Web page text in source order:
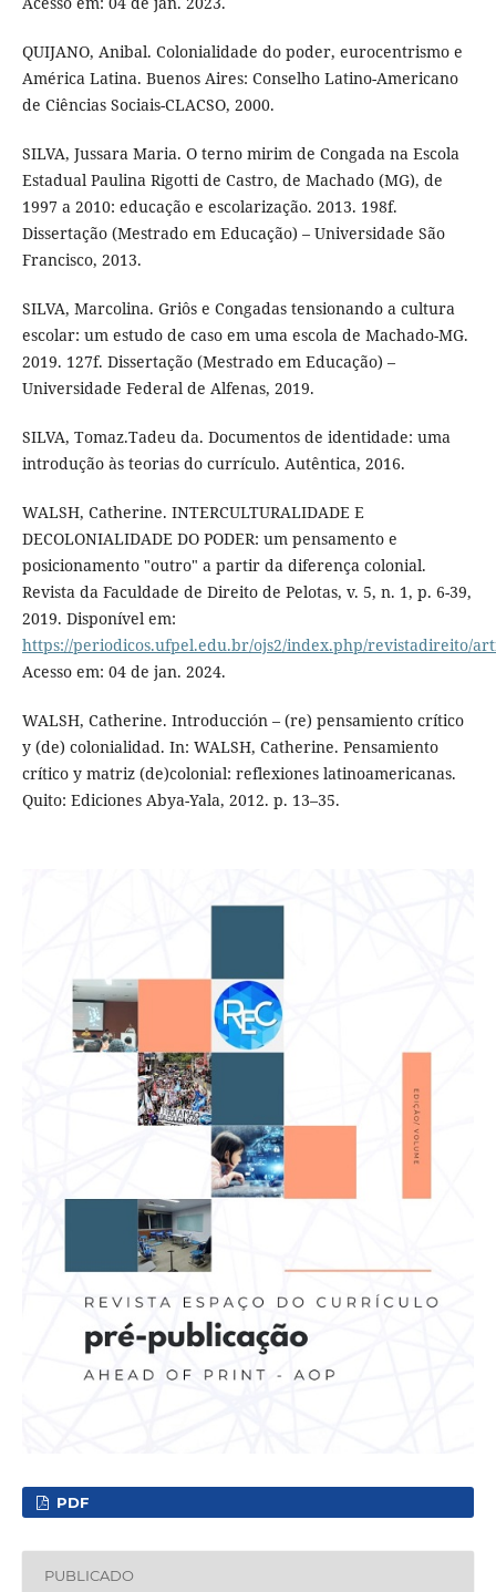
QUIJANO, Anibal. Colonialidade do poder, eurocentrismo e
América Latina. Buenos Aires: Conselho Latino-Americano
de Ciências Sociais-CLACSO, 2000.
SILVA, Jussara Maria. O terno mirim de Congada na Escola
Estadual Paulina Rigotti de Castro, de Machado (MG), de
1997 a 2010: educação e escolarização. 2013. 198f.
Dissertação (Mestrado em Educação) – Universidade São
Francisco, 2013.
SILVA, Marcolina. Griôs e Congadas tensionando a cultura
escolar: um estudo de caso em uma escola de Machado-MG.
2019. 127f. Dissertação (Mestrado em Educação) –
Universidade Federal de Alfenas, 2019.
SILVA, Tomaz.Tadeu da. Documentos de identidade: uma
introdução às teorias do currículo. Autêntica, 2016.
WALSH, Catherine. INTERCULTURALIDADE E
DECOLONIALIDADE DO PODER: um pensamento e
posicionamento "outro" a partir da diferença colonial.
Revista da Faculdade de Direito de Pelotas, v. 5, n. 1, p. 6-39,
2019. Disponível em:
https://periodicos.ufpel.edu.br/ojs2/index.php/revistadireito/
Acesso em: 04 de jan. 2024.
WALSH, Catherine. Introducción – (re) pensamiento crítico
y (de) colonialidad. In: WALSH, Catherine. Pensamiento
crítico y matriz (de)colonial: reflexiones latinoamericanas.
Quito: Ediciones Abya-Yala, 2012. p. 13–35.
PDF
PUBLICADO